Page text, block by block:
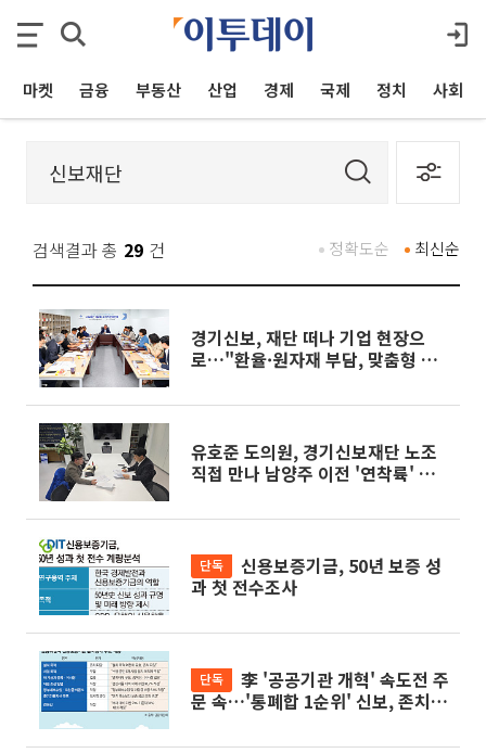
마켓 금융 부동산 산업 경제 국제 정치 사회
검색결과 총 29 건 최신순
정확도순
경기신보, 재단 떠나 기업 현장으
로…"환율·원자재 부담, 맞춤형 보
유호준 도의원, 경기신보재단 노조
직접 만나 남양주 이전 '연착륙' 해
단독
과 첫 전수조사
단독
문 속…'통폐합 1순위' 신보, 존치